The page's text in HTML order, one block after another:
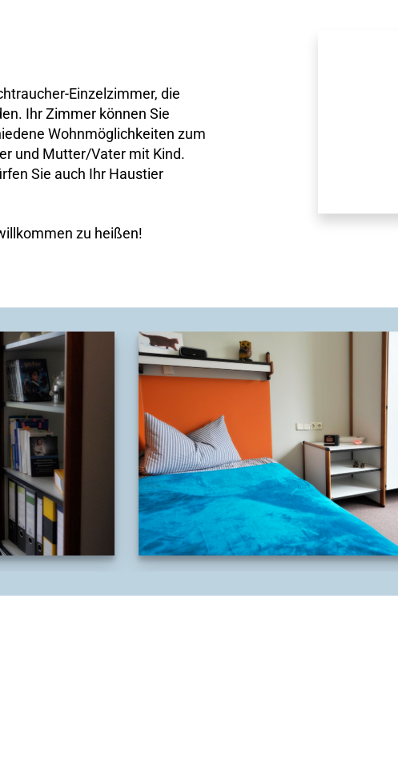
Einzelzimmer, die
Ihr Zimmer können Sie
Wohnmöglichkeiten zum
und Mutter/Vater mit Kind.
Sie auch Ihr Haustier
zu heißen!